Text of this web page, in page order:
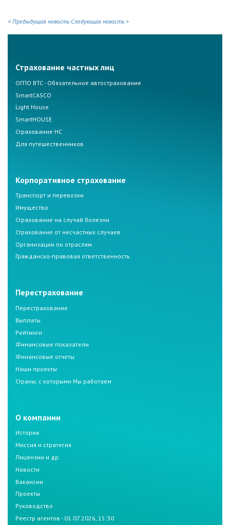
< Предыдущая новость Следующая новость >
Страхование частных лиц
ОГПО ВТС - Обязательное автострахование
SmartCASCO
Light House
SmartHOUSE
Страхование НС
Для путешественников
Корпоративное страхование
Транспорт и перевозки
Имущество
Страхование на случай болезни
Страхование от несчастных случаев
Организации по отраслям
Гражданско-правовая ответственность
Перестрахование
Перестрахование
Выплаты
Рейтинги
Финансовые показатели
Финансовые отчеты
Наши проекты
Страны, с которыми Мы работаем
О компании
История
Миссия и стратегия
Лицензии и др.
Новости
Вакансии
Проекты
Руководство
Реестр агентов - 01.07.2026, 15:30